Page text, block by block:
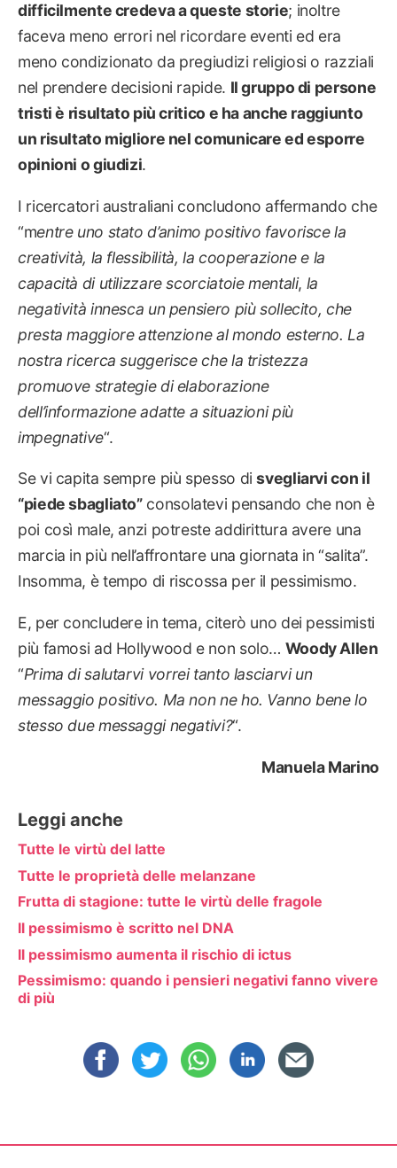
difficilmente credeva a queste storie; inoltre
faceva meno errori nel ricordare eventi ed era
meno condizionato da pregiudizi religiosi o razziali
nel prendere decisioni rapide. Il gruppo di persone
tristi è risultato più critico e ha anche raggiunto
un risultato migliore nel comunicare ed esporre
opinioni o giudizi.
I ricercatori australiani concludono affermando che
“mentre uno stato d’animo positivo favorisce la
creatività, la flessibilità, la cooperazione e la
capacità di utilizzare scorciatoie mentali, la
negatività innesca un pensiero più sollecito, che
presta maggiore attenzione al mondo esterno. La
nostra ricerca suggerisce che la tristezza
promuove strategie di elaborazione
dell’informazione adatte a situazioni più
impegnative“.
Se vi capita sempre più spesso disvegliarvi con il
“piede sbagliato”consolatevi pensando che non è
poi così male, anzi potreste addirittura avere una
marcia in più nell’affrontare una giornata in “salita”.
Insomma, è tempo di riscossa per il pessimismo.
E, per concludere in tema, citerò uno dei pessimisti
più famosi ad Hollywood e non solo… Woody Allen
“Prima di salutarvi vorrei tanto lasciarvi un
messaggio positivo. Ma non ne ho. Vanno bene lo
stesso due messaggi negativi?“.
Manuela Marino
Leggi anche
Tutte le virtù del latte
Tutte le proprietà delle melanzane
Frutta di stagione: tutte le virtù delle fragole
Il pessimismo è scritto nel DNA
Il pessimismo aumenta il rischio di ictus
Pessimismo: quando i pensieri negativi fanno vivere
di più